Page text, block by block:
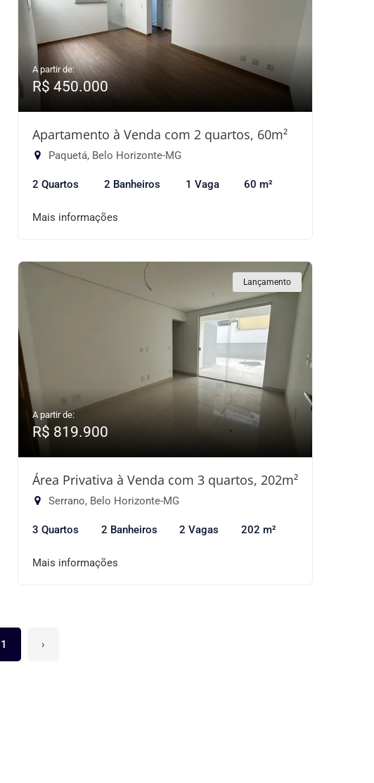
A partir de:
R$ 450.000
Apartamento à Venda com 2 quartos, 60m²
Paquetá, Belo Horizonte-MG
2 Quartos 2 Banheiros 1 Vaga 60 m²
Mais informações
Lançamento
A partir de:
R$ 819.900
Área Privativa à Venda com 3 quartos, 202m²
Serrano, Belo Horizonte-MG
3 Quartos 2 Banheiros 2 Vagas 202 m²
Mais informações
1 ›